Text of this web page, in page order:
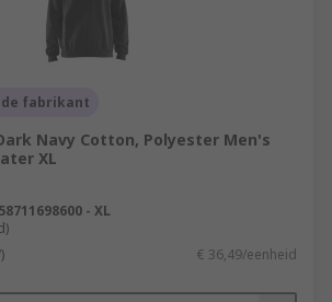
fabrikant
Navy Cotton, Polyester Men's
XL
- XL
€ 36,49/eenheid